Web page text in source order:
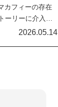
カフィーの存在
リーに介入し
のWWEのネガテ
2026.05.14